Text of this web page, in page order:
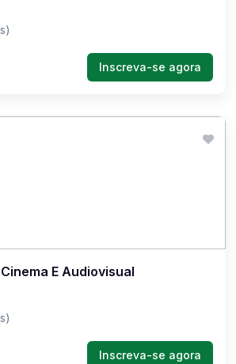
Inscreva-se agora
E Audiovisual
Inscreva-se agora